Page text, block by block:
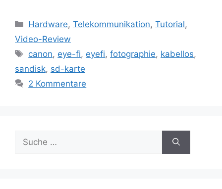
Kategorien
Hardware,Telekommunikation,Tutorial,
Video-Review
Schlagwörter
canon, eye-fi, eyefi,fotographie, kabellos,
sandisk, sd-karte
2 Kommentare
nach: